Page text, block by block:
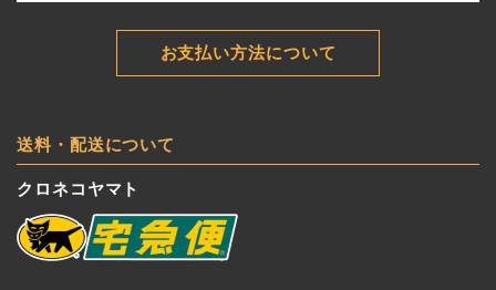
お支払い方法について
送料・配送について
クロネコヤマト